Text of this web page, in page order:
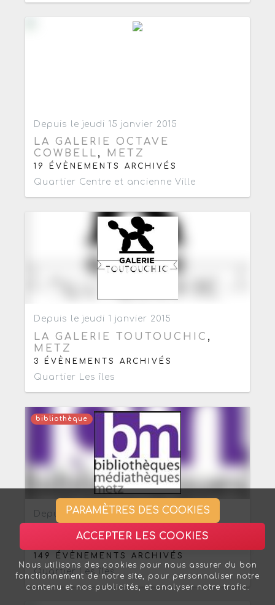
Depuis le jeudi 15 janvier 2015
LA GALERIE OCTAVE
COWBELL , METZ
19 ÉVÈNEMENTS ARCHIVÉS
Quartier Centre et ancienne Ville
Depuis le jeudi 1 janvier 2015
LA GALERIE TOUTOUCHIC ,
METZ
3 ÉVÈNEMENTS ARCHIVÉS
Quartier Les îles
bibliothèque
Ajouter aux favoris
0
Depuis le vendredi 2 janvier 2015
LA MÉDIATHÈQUE VERLAINE
149 ÉVÈNEMENTS ARCHIVÉS
Quartier Les îles
PARAMÈTRES DES COOKIES
ACCEPTER LES COOKIES
Nous utilisons des cookies pour nous assurer du bon
fonctionnement de notre site, pour personnaliser notre
contenu et nos publicités, et analyser notre trafic.